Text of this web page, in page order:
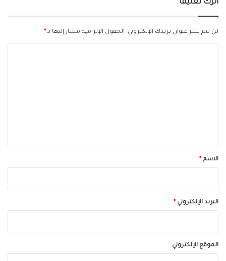
اترك تعليقاً
لن يتم نشر عنوان بريدك الإلكتروني. الحقول الإلزامية مشار إليها بـ*
*الاسم*
البريد الإلكتروني*
الموقع الإلكتروني